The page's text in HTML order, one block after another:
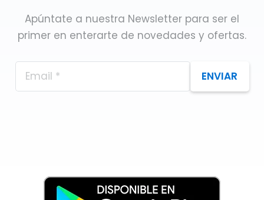
Apúntate a nuestra Newsletter para ser el
primer en enterarte de novedades y ofertas.
ENVIAR